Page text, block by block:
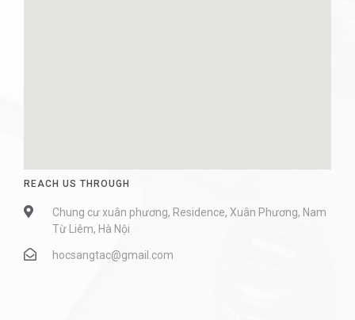
REACH US THROUGH
Chung cư xuân phương, Residence, Xuân Phương, Nam
Từ Liêm, Hà Nội
hocsangtac@gmail.com